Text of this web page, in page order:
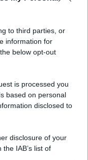
to third parties, or
information for
below opt-out
is processed you
based on personal
disclosed to
disclosure of your
IAB’s list of
via e-mail